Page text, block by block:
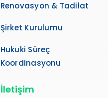
Renovasyon & Tadilat
Şirket Kurulumu
Hukuki Süreç
Koordinasyonu
İletişim